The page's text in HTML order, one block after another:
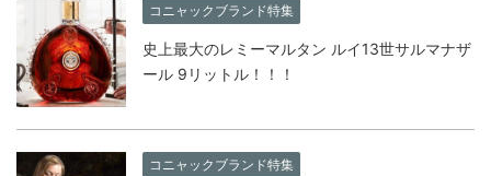
コニャックブランド特集
史上最大のレミーマルタン ルイ13世サルマナザ
ール 9リットル！！！
コニャックブランド特集